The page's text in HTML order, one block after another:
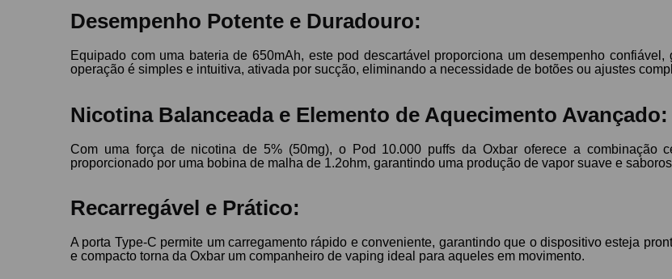
Desempenho Potente e Duradouro:
Equipado com uma bateria de 650mAh, este pod descartável proporciona um desempenho
operação é simples e intuitiva, ativada por sucção, eliminando a necessidade de botões ou ajustes
Nicotina Balanceada e Elemento de Aquecimento Avançado:
Com uma força de nicotina de 5% (50mg), o Pod 10.000 puffs da Oxbar oferece a combinação
proporcionado por uma bobina de malha de 1.2ohm, garantindo uma produção de vapor suave e
Recarregável e Prático:
A porta Type-C permite um carregamento rápido e conveniente, garantindo que o dispositivo esteja
e compacto torna da Oxbar um companheiro de vaping ideal para aqueles em movimento.